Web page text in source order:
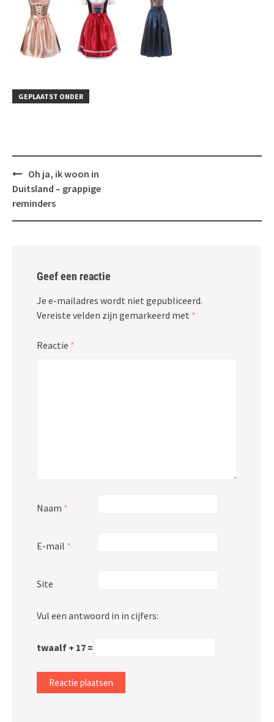
GEPLAATST ONDER
Bericht
navigatie
Oh ja, ik woon in
Duitsland – grappige
reminders
Geef een reactie
Je e-mailadres wordt niet gepubliceerd.
Vereiste velden zijn gemarkeerd met *
Reactie *
Naam *
E-mail *
Site
Vul een antwoord in in cijfers:
twaalf + 17 =